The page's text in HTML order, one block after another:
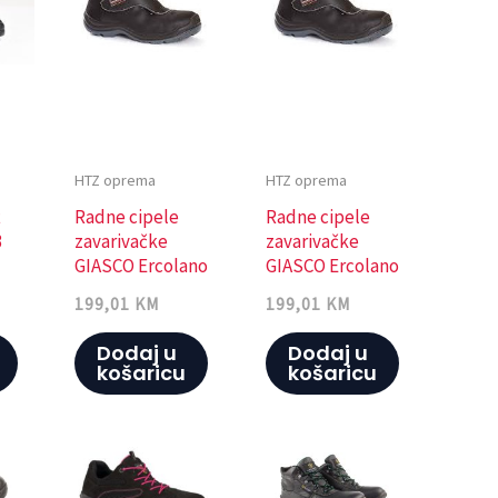
HTZ oprema
Radne cipele
zavarivačke
GIASCO Ercolano
199,01 KM
Dodaj u
košaricu
HTZ oprema
Radne cipele
zavarivačke
GIASCO Ercolano
199,01 KM
Dodaj u
košaricu